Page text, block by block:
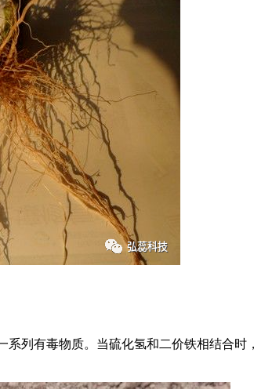
有毒物质。当硫化氢和二价铁相结合时